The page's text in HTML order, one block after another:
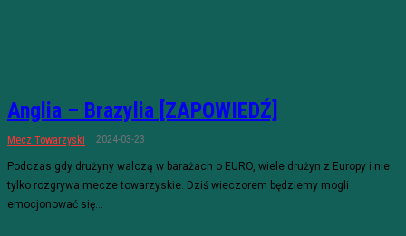
Anglia – Brazylia [ZAPOWIEDŹ]
Mecz Towarzyski 2024-03-23
Podczas gdy drużyny walczą w barażach o EURO, wiele drużyn z Europy i nie
tylko rozgrywa mecze towarzyskie. Dziś wieczorem będziemy mogli
emocjonować się...